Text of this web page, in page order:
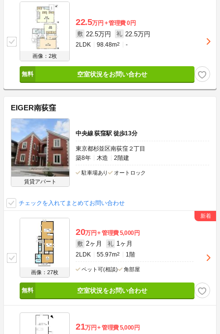
画像：2枚
22.5万円 管理費0円
敷 22.5万円 礼 22.5万円
2LDK 98.48m2 -
空室状況をお問い合わせ
EIGER南荻窪
賃貸アパート
中央線 荻窪駅 徒歩13分
東京都杉並区南荻窪２丁目
築8年
木造 2階建
駐車場あり オートロック
チェックを入れてまとめてお問い合わせ
画像：27枚
20万円 管理費5,000円
敷 2ヶ月 礼 1ヶ月
2LDK 55.97m2 1階
ペット可(相談) 角部屋
空室状況をお問い合わせ
21万円 管理費5,000円